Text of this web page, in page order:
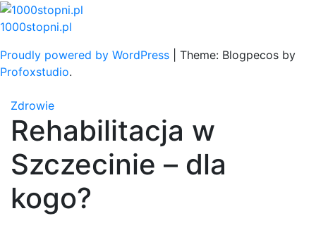
Skip
to
1000stopni.pl
Proudly powered by WordPress
Theme: Blogpecos by
Profoxstudio.
Zdrowie
Rehabilitacja w
Szczecinie – dla
kogo?